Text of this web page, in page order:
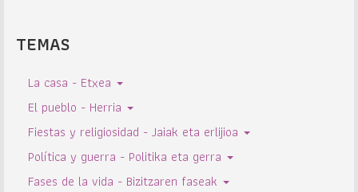
TEMAS
La casa - Etxea
El pueblo - Herria
Fiestas y religiosidad - Jaiak eta erlijioa
Política y guerra - Politika eta gerra
Fases de la vida - Bizitzaren faseak